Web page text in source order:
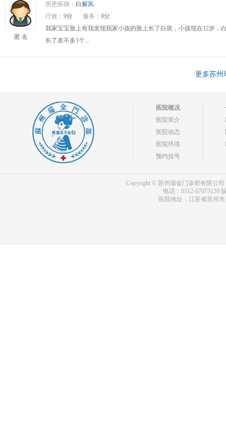
匿 名
所患疾病： 白癜风
疗效： 9分 服务： 9分
我家宝宝脸上有我发现我家小孩的脸上长了白斑，小孩现在12岁
长了差不多1个...
更多苏州
医院概况
医院简介
医院动态
医院环境
预约挂号
Copyright © 苏州瑞金门诊部有限公司
电话：0512-67073120
医院地址：江苏省苏州